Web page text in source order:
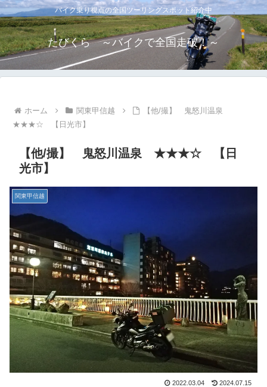
バイク乗り視点の全国ツーリングスポット紹介中
たびくら ～バイクで全国走破！～
ホーム 関東甲信越
【他/撮】 鬼怒川温泉
★★★☆ 【日光市】
【他/撮】 鬼怒川温泉 ★★★☆ 【日
光市】
関東甲信越
2022.03.04 2024.07.15